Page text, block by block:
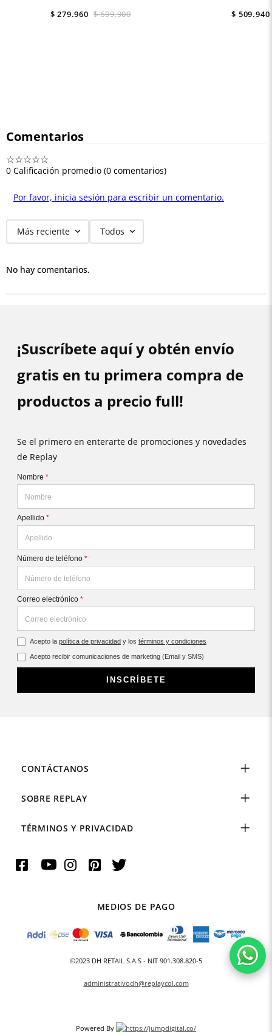
$ 699.900
$ 279.960 $ 509.940
Comentarios
☆☆☆☆☆
0 Calificación promedio (0 comentarios)
Por favor, inicia sesión para escribir un comentario.
Más reciente Todos
No hay comentarios.
¡Suscríbete aquí y obtén envío
gratis en tu primera compra de
productos a precio full!
Se el primero en enterarte de promociones y novedades
de Replay
Nombre *
Apellido *
Número de teléfono *
Correo electrónico *
Acepto la política de privacidad y los términos y condiciones
Acepto recibir comunicaciones de marketing (Email y SMS)
INSCRÍBETE
CONTÁCTANOS
SOBRE REPLAY
TÉRMINOS Y PRIVACIDAD
MEDIOS DE PAGO
©2023 DH RETAIL S.A.S - NIT 901.308.820-5
administrativodh@replaycol.com
Powered By